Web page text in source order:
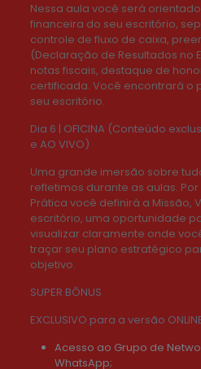
Nessa aula você será
financeira do seu escritório,
controle de fluxo de caixa,
(Declaração de Resultados no
notas fiscais, destaque de
certificada. Você encontrará o
seu escritório.
Dia 6 | OFICINA (Conteúdo
e AO VIVO)
Uma grande imersão sobre
refletimos durante as aulas.
Prática você definirá a Missão,
escritório, uma oportunidade
visualizar claramente onde
traçar seu plano estratégico
objetivo.
SUPER BÔNUS
EXCLUSIVO para a versão
Acesso ao Grupo de
WhatsApp;